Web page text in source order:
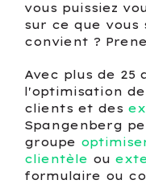
vous puissiez
sur ce que vous
convient ?
Avec plus de 25
l'optimisation
clients et des
Spangenberg
groupe
clientèle ou
formulaire ou